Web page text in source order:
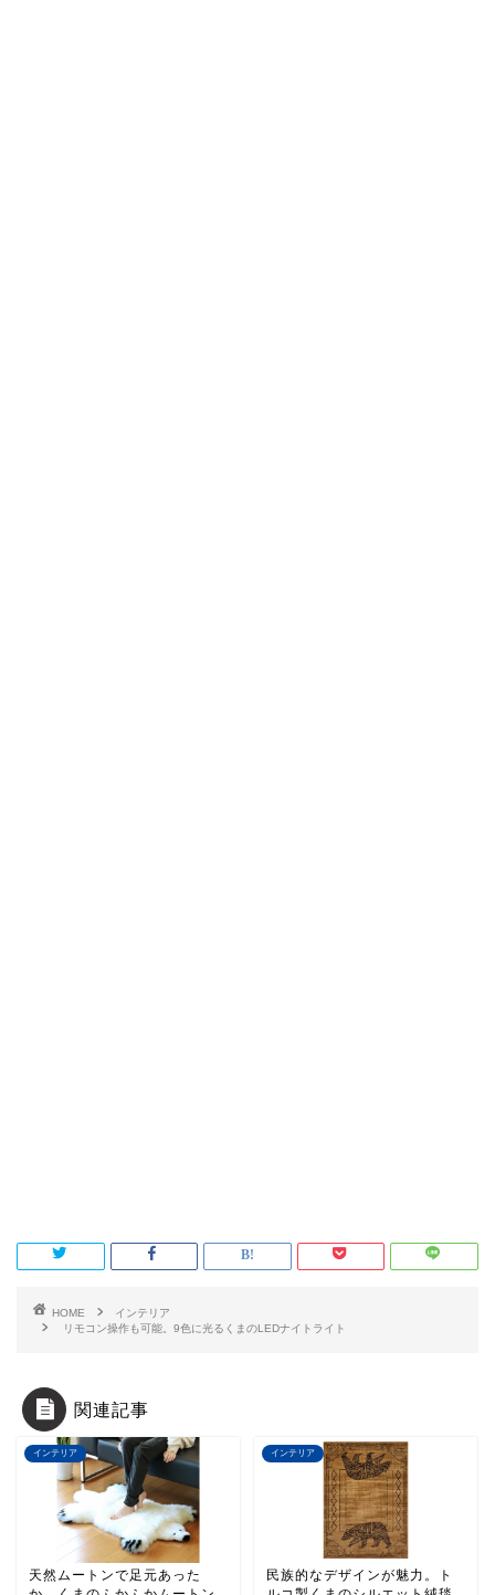
HOME
インテリア
リモコン操作も可能。9色に光るくまのLEDナイトライト
関連記事
インテリア
天然ムートンで足元あった
インテリア
民族的なデザインが魅力。ト